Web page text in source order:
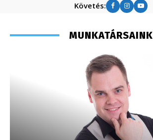
Követés:
MUNKATÁRSAINK